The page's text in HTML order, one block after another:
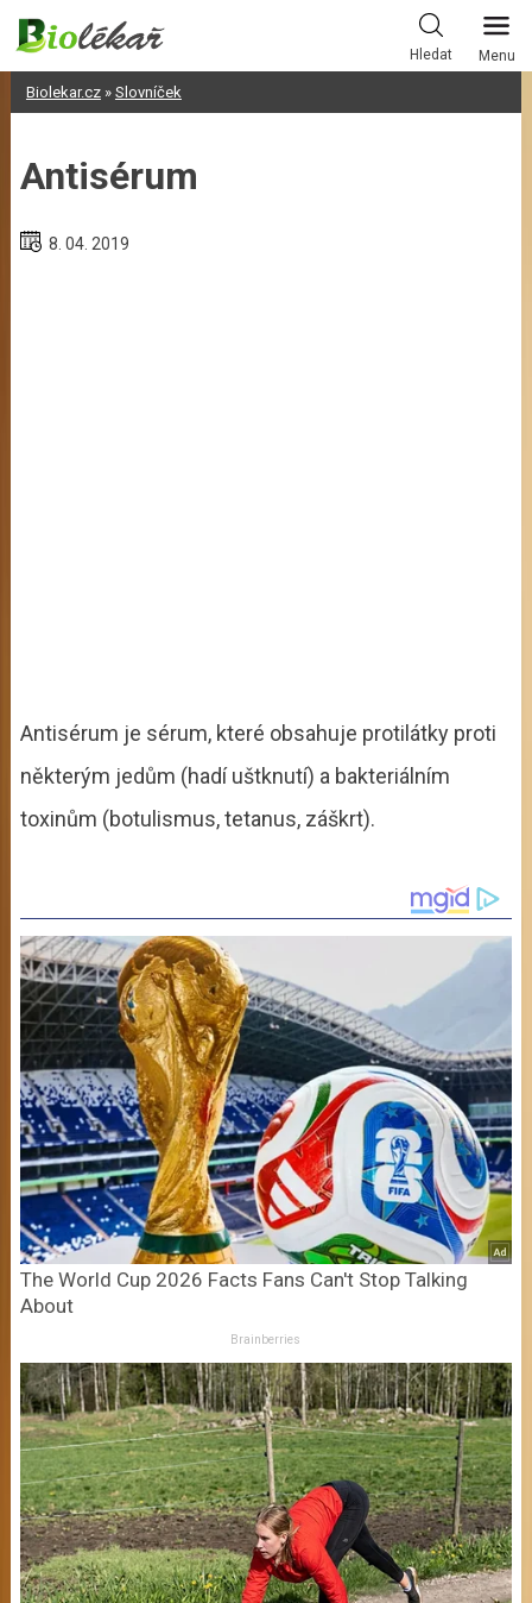
Skip
content
Hledat Menu
Biolekar.cz» Slovníček
Antisérum
8. 04. 2019
Antisérum je sérum, které obsahuje protilátky proti
některým jedům (hadí uštknutí) a bakteriálním
toxinům (botulismus, tetanus, záškrt).
The World Cup 2026 Facts Fans Can't Stop Talking
About
Brainberries